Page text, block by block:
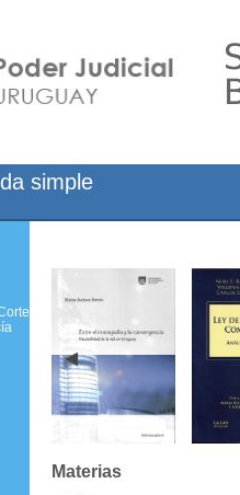
Materias
simple